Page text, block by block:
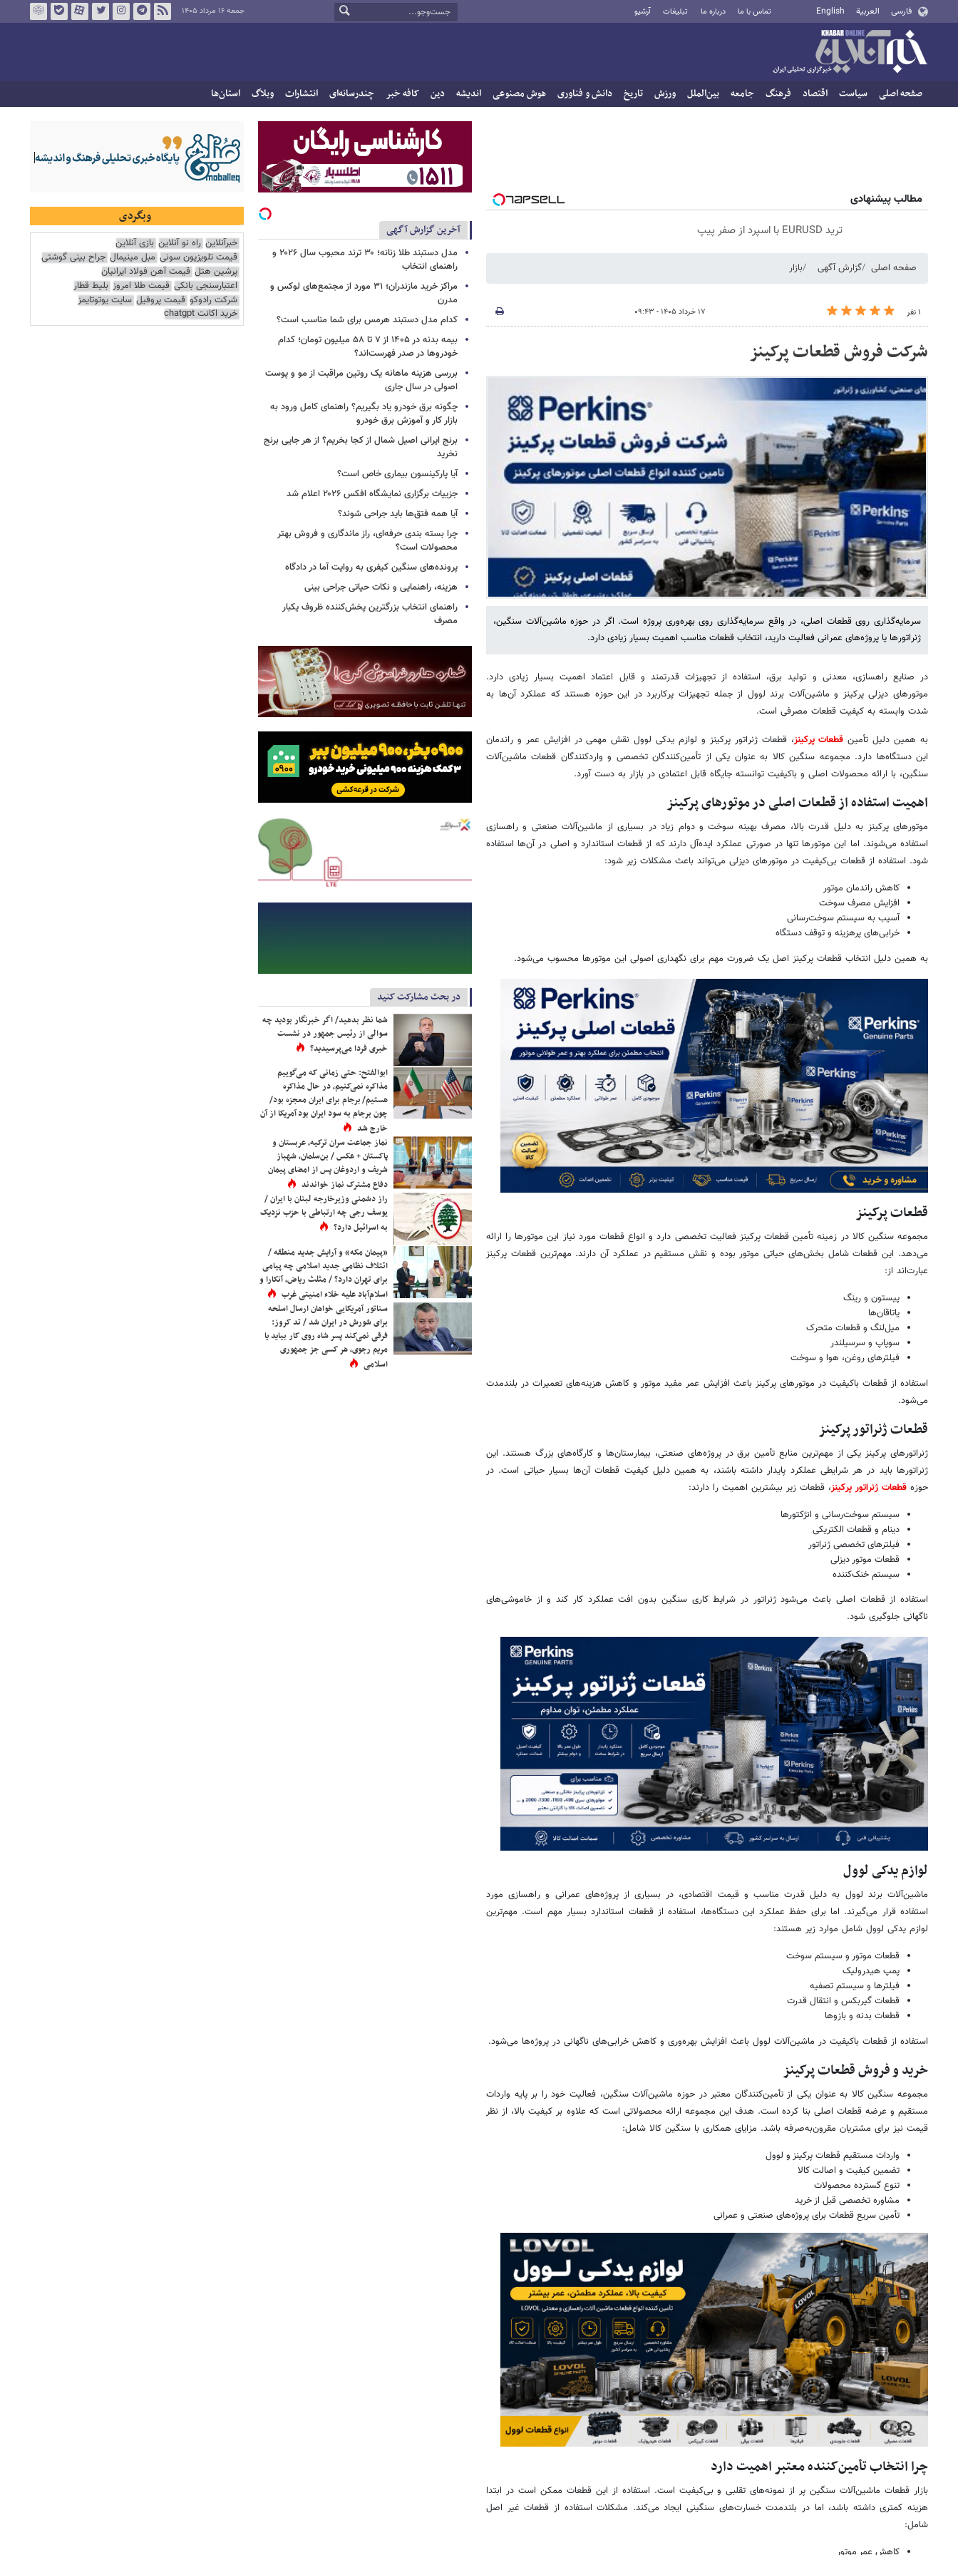
فارسی العربية English تماس با ما درباره ما تبلیغات آرشیو جمعه ۱۶ مرداد ۱۴۰۵
صفحه اصلی سیاست اقتصاد فرهنگ جامعه بین‌الملل ورزش تاریخ دانش و فناوری هوش مصنوعی اندیشه دین کافه خبر چندرسانه‌ای انتشارات وبلاگ استان‌ها
مطالب پیشنهادی
ترید EURUSD با اسپرد از صفر پیپ
صفحه اصلی گزارش آگهی بازار
۱ نفر ۱۷ خرداد ۱۴۰۵ - ۰۹:۴۳
شرکت فروش قطعات پرکینز
سرمایه‌گذاری روی قطعات اصلی، در واقع سرمایه‌گذاری روی بهره‌وری پروژه است. اگر در حوزه ماشین‌آلات سنگین،
ژنراتورها یا پروژه‌های عمرانی فعالیت دارید، انتخاب قطعات مناسب اهمیت بسیار زیادی دارد.
در صنایع راهسازی، معدنی و تولید برق، استفاده از تجهیزات قدرتمند و قابل اعتماد اهمیت بسیار زیادی دارد.
موتورهای دیزلی پرکینز و ماشین‌آلات برند لوول از جمله تجهیزات پرکاربرد در این حوزه هستند که عملکرد آن‌ها به
شدت وابسته به کیفیت قطعات مصرفی است.
به همین دلیل تأمین قطعات پرکینز، قطعات ژنراتور پرکینز و لوازم یدکی لوول نقش مهمی در افزایش عمر و راندمان
این دستگاه‌ها دارد. مجموعه سنگین کالا به عنوان یکی از تأمین‌کنندگان تخصصی و واردکنندگان قطعات ماشین‌آلات
سنگین، با ارائه محصولات اصلی و باکیفیت توانسته جایگاه قابل اعتمادی در بازار به دست آورد.
اهمیت استفاده از قطعات اصلی در موتورهای پرکینز
موتورهای پرکینز به دلیل قدرت بالا، مصرف بهینه سوخت و دوام زیاد در بسیاری از ماشین‌آلات صنعتی و راهسازی
استفاده می‌شوند. اما این موتورها تنها در صورتی عملکرد ایده‌آل دارند که از قطعات استاندارد و اصلی در آن‌ها استفاده
شود. استفاده از قطعات بی‌کیفیت در موتورهای دیزلی می‌تواند باعث مشکلات زیر شود:
کاهش راندمان موتور
افزایش مصرف سوخت
آسیب به سیستم سوخت‌رسانی
خرابی‌های پرهزینه و توقف دستگاه
به همین دلیل انتخاب قطعات پرکینز اصل یک ضرورت مهم برای نگهداری اصولی این موتورها محسوب می‌شود.
قطعات پرکینز
مجموعه سنگین کالا در زمینه تأمین قطعات پرکینز فعالیت تخصصی دارد و انواع قطعات مورد نیاز این موتورها را ارائه
می‌دهد. این قطعات شامل بخش‌های حیاتی موتور بوده و نقش مستقیم در عملکرد آن دارند. مهم‌ترین قطعات پرکینز
عبارت‌اند از:
پیستون و رینگ
یاتاقان‌ها
میل‌لنگ و قطعات متحرک
سوپاپ و سرسیلندر
فیلترهای روغن، هوا و سوخت
استفاده از قطعات باکیفیت در موتورهای پرکینز باعث افزایش عمر مفید موتور و کاهش هزینه‌های تعمیرات در بلندمدت
می‌شود.
قطعات ژنراتور پرکینز
ژنراتورهای پرکینز یکی از مهم‌ترین منابع تأمین برق در پروژه‌های صنعتی، بیمارستان‌ها و کارگاه‌های بزرگ هستند. این
ژنراتورها باید در هر شرایطی عملکرد پایدار داشته باشند، به همین دلیل کیفیت قطعات آن‌ها بسیار حیاتی است. در
حوزه قطعات ژنراتور پرکینز، قطعات زیر بیشترین اهمیت را دارند:
سیستم سوخت‌رسانی و انژکتورها
دینام و قطعات الکتریکی
فیلترهای تخصصی ژنراتور
قطعات موتور دیزلی
سیستم خنک‌کننده
استفاده از قطعات اصلی باعث می‌شود ژنراتور در شرایط کاری سنگین بدون افت عملکرد کار کند و از خاموشی‌های
ناگهانی جلوگیری شود.
لوازم یدکی لوول
ماشین‌آلات برند لوول به دلیل قدرت مناسب و قیمت اقتصادی، در بسیاری از پروژه‌های عمرانی و راهسازی مورد
استفاده قرار می‌گیرند. اما برای حفظ عملکرد این دستگاه‌ها، استفاده از قطعات استاندارد بسیار مهم است. مهم‌ترین
لوازم یدکی لوول شامل موارد زیر هستند:
قطعات موتور و سیستم سوخت
پمپ هیدرولیک
فیلترها و سیستم تصفیه
قطعات گیربکس و انتقال قدرت
قطعات بدنه و بازوها
استفاده از قطعات باکیفیت در ماشین‌آلات لوول باعث افزایش بهره‌وری و کاهش خرابی‌های ناگهانی در پروژه‌ها می‌شود.
خرید و فروش قطعات پرکینز
مجموعه سنگین کالا به عنوان یکی از تأمین‌کنندگان معتبر در حوزه ماشین‌آلات سنگین، فعالیت خود را بر پایه واردات
مستقیم و عرضه قطعات اصلی بنا کرده است. هدف این مجموعه ارائه محصولاتی است که علاوه بر کیفیت بالا، از نظر
قیمت نیز برای مشتریان مقرون‌به‌صرفه باشد. مزایای همکاری با سنگین کالا شامل:
واردات مستقیم قطعات پرکینز و لوول
تضمین کیفیت و اصالت کالا
تنوع گسترده محصولات
مشاوره تخصصی قبل از خرید
تأمین سریع قطعات برای پروژه‌های صنعتی و عمرانی
چرا انتخاب تأمین‌کننده معتبر اهمیت دارد
بازار قطعات ماشین‌آلات سنگین پر از نمونه‌های تقلبی و بی‌کیفیت است. استفاده از این قطعات ممکن است در ابتدا
هزینه کمتری داشته باشد، اما در بلندمدت خسارت‌های سنگینی ایجاد می‌کند. مشکلات استفاده از قطعات غیر اصل
شامل:
کاهش عمر موتور
آخرین گزارش آگهی
مدل دستبند طلا زنانه؛ ۳۰ ترند محبوب سال ۲۰۲۶ و
راهنمای انتخاب
مراکز خرید مازندران؛ ۳۱ مورد از مجتمع‌های لوکس و
مدرن
کدام مدل دستبند هرمس برای شما مناسب است؟
بیمه بدنه در ۱۴۰۵ از ۷ تا ۵۸ میلیون تومان؛ کدام
خودروها در صدر فهرست‌اند؟
بررسی هزینه ماهانه یک روتین مراقبت از مو و پوست
اصولی در سال جاری
چگونه برق خودرو یاد بگیریم؟ راهنمای کامل ورود به
بازار کار و آموزش برق خودرو
برنج ایرانی اصیل شمال از کجا بخریم؟ از هر جایی برنج
آیا پارکینسون بیماری خاص است؟
جزییات برگزاری نمایشگاه افکس ۲۰۲۶ اعلام شد
آیا همه فتق‌ها باید جراحی شوند؟
چرا بسته‌ بندی حرفه‌ای، راز ماندگاری و فروش بهتر
محصولات است؟
هزینه، راهنمایی و نکات حیاتی جراحی بینی
راهنمای انتخاب بزرگترین پخش‌کننده ظروف یکبار
در بحث مشارکت کنید
شما نظر بدهید/ اگر خبرنگار بودید چه
سوالی از رئیس جمهور در نشست
خبری فردا می‌پرسیدید؟
ابوالفتح: حتی زمانی که می‌گوییم
مذاکره نمی‌کنیم، در حال مذاکره
هستیم/ برجام برای ایران معجزه بود/
چون برجام به سود ایران بود آمریکا از آن
خارج شد
نماز جماعت سران ترکیه، عربستان و
پاکستان + عکس / بن‌سلمان، شهباز
دفاع مشترک نماز خواندند
راز دشمنی وزیرخارجه لبنان با ایران /
یوسف رجی چه ارتباطی با حزب نزدیک
به اسرائیل دارد؟
«پیمان مکه» و آرایش جدید منطقه /
ائتلاف نظامی جدید اسلامی چه پیامی
برای تهران دارد؟ / مثلث ریاض، آنکارا و
اسلام‌آباد علیه خلاء امنیتی غرب
وبگردی
خبرآنلاین راه نو آنلاین بازی آنلاین
قیمت تلویزیون سونی مبل مینیمال جراح بینی گوشتی
پرشین هتل قیمت آهن فولاد ایرانیان
اعتبارسنجی بانکی قیمت طلا امروز بلیط قطار
شرکت رادوکو قیمت پروفیل سایت یوتوتایمز
خرید اکانت chatgpt